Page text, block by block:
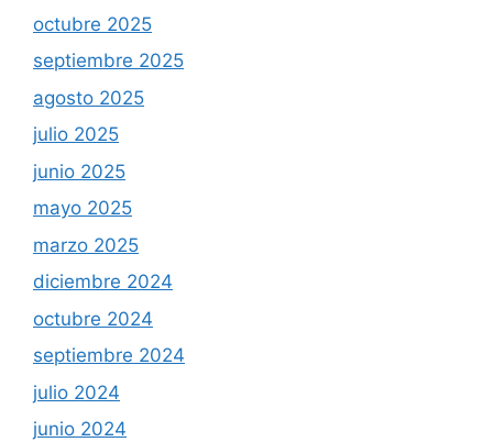
octubre 2025
septiembre 2025
agosto 2025
julio 2025
junio 2025
mayo 2025
marzo 2025
diciembre 2024
octubre 2024
septiembre 2024
julio 2024
junio 2024